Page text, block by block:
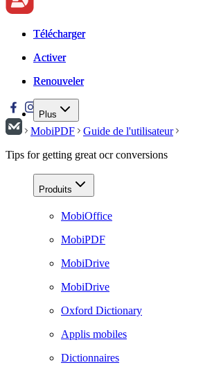
Télécharger
Activer
Renouveler
Plus
Télécharger
Activer
Renouveler
MobiPDF
Guide de l'utilisateur
Tips for getting great ocr conversions
Produits
MobiOffice
MobiPDF
MobiDrive
MobiDrive
Oxford Dictionary
Applis mobiles
Dictionnaires